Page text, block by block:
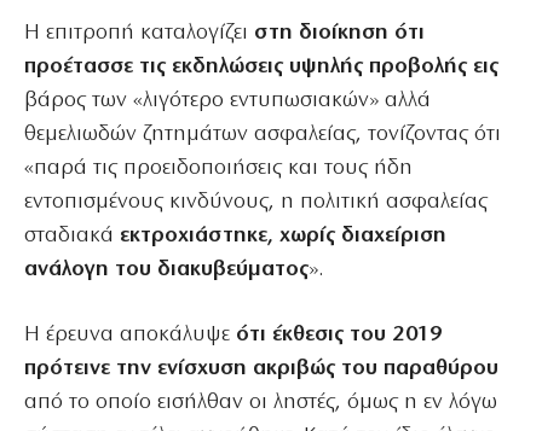
Η επιτροπή καταλογίζει στη διοίκηση ότι
προέτασσε τις εκδηλώσεις υψηλής προβολής εις
βάρος των «λιγότερο εντυπωσιακών» αλλά
θεμελιωδών ζητημάτων ασφαλείας, τονίζοντας ότι
«παρά τις προειδοποιήσεις και τους ήδη
εντοπισμένους κινδύνους, η πολιτική ασφαλείας
σταδιακά εκτροχιάστηκε, χωρίς διαχείριση
ανάλογη του διακυβεύματος».
Η έρευνα αποκάλυψε ότι έκθεσις του 2019
πρότεινε την ενίσχυση ακριβώς του παραθύρου
από το οποίο εισήλθαν οι ληστές, όμως η εν λόγω